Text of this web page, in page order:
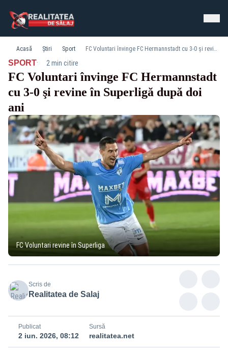
Acasă Știri Sport FC Voluntari învinge FC Hermannstadt cu 3-0 şi revine în Superligă după doi ani
SPORT· 2 min citire
FC Voluntari învinge FC Hermannstadt
cu 3-0 şi revine în Superligă după doi
ani
FC Voluntari revine în Superliga
Scris de
Realitatea de Salaj
Publicat
2 iun. 2026, 08:12
Sursă
realitatea.net